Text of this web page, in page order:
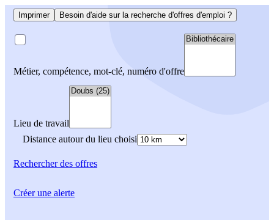
Imprimer Besoin d'aide sur la recherche d'offres d'emploi ?
Métier, compétence, mot-clé, numéro d'offre
Lieu de travail
Distance autour du lieu choisi
Rechercherdes offres
Créer une alerte